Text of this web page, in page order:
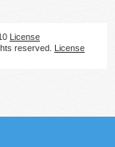
License
reserved. License